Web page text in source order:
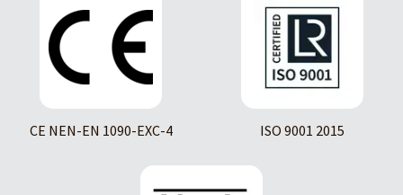
CE NEN-EN 1090-EXC-4 ISO 9001 2015